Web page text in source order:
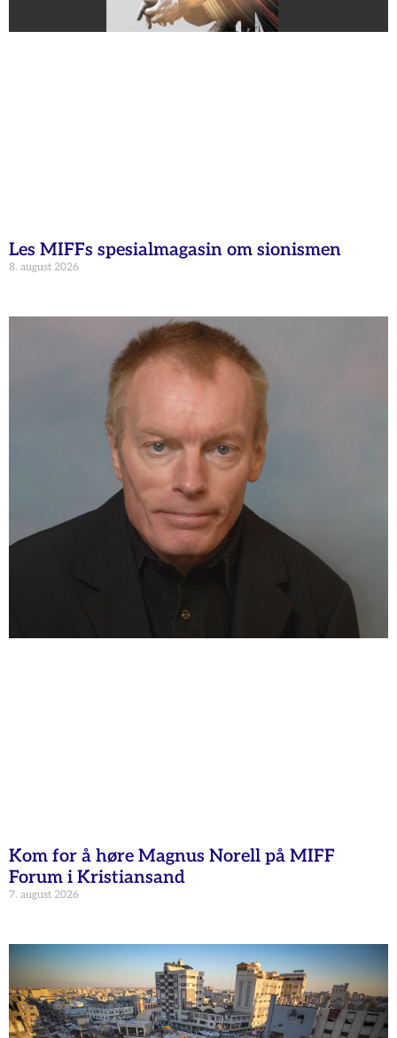
Les MIFFs spesialmagasin om sionismen
8. august 2026
Kom for å høre Magnus Norell på MIFF
Forum i Kristiansand
7. august 2026